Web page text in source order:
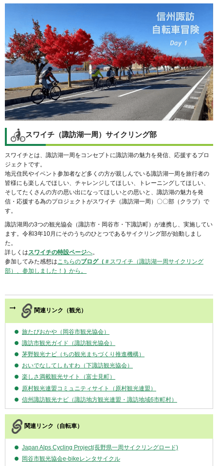
スワイチ（諏訪湖一周）サイクリング部
スワイチとは、諏訪湖一周をコンセプトに諏訪湖の魅力を発信、応援するプロ
ジェクトです。
地元住民やイベント参加者など多くの方が親しんでいる諏訪湖一周を旅行者の
皆様にも楽しんでほしい、チャレンジしてほしい、トレーニングしてほしい、
そしてたくさんの方の思い出になってほしいとの思いと、諏訪湖の魅力を発
信・応援する為のプロジェクトがスワイチ（諏訪湖一周）〇〇部（クラブ）で
す。
諏訪湖周の3つの観光協会（諏訪市・岡谷市・下諏訪町）が連携し、実施してい
ます。令和3年10月にそのうちのひとつであるサイクリング部が始動しまし
た。
詳しくはスワイチの特設ページへ。
参加してみた感想はこちらのブログ（ ＃スワイチ（諏訪湖一周サイクリング
部）、参加しました！ ） から。
関連リンク（観光）
旅たびおかや（岡谷市観光協会）
諏訪市観光ガイド（諏訪観光協会）
茅野観光ナビ（ちの観光まちづくり推進機構）
おいでなしてしもすわ（下諏訪観光協会）
楽しさ満載観光サイト（富士見町）
原村観光連盟コミュニティサイト（原村観光連盟）
信州諏訪観光ナビ（諏訪地方観光連盟・諏訪地域6市町村）
関連リンク（自転車）
Japan Alps Cycling Project(長野県一周サイクリングロード)
岡谷市観光協会e-bikeレンタサイクル